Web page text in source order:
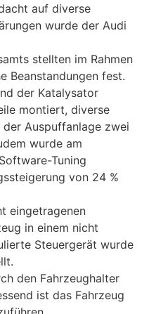
auf diverse
wurde der Audi
stellten im Rahmen
Beanstandungen fest.
der Katalysator
montiert, diverse
Auspuffanlage zwei
wurde am
Tuning
von 24 %
eingetragenen
in einem nicht
Steuergerät wurde
den Fahrzeughalter
ist das Fahrzeug